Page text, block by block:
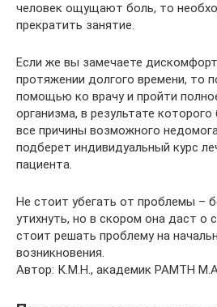
человек ощущают боль, то
прекратить занятие.
Если же вы замечаете
протяжении долгого времени, то
помощью ко врачу и пройти
организма, в результате
все причины возможного
подберет индивидуальный курс
пациента.
Не стоит убегать от проблемы –
утихнуть, но в скором она даст о
стоит решать проблему на
возникновения.
Автор: К.М.Н., академик РАМТН